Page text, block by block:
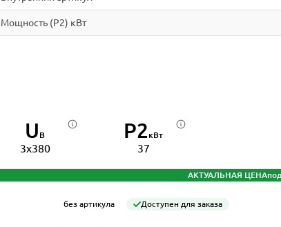
Мощность (P2) кВт
U В
3x380
P2кВт
37
АКТУАЛЬНАЯ ЦЕНА
без артикула Доступен для заказа